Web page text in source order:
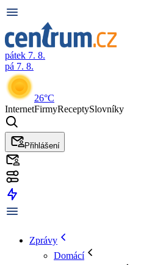
pátek 7. 8.
pá 7. 8.
26°C
InternetFirmyReceptySlovníky
Přihlášení
Zprávy
Domácí